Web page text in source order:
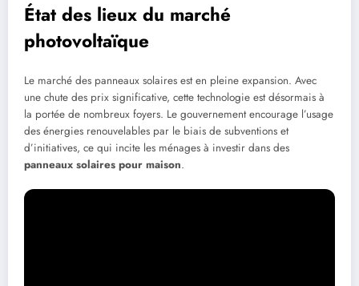
État des lieux du marché
photovoltaïque
Le marché des panneaux solaires est en pleine expansion. Avec
une chute des prix significative, cette technologie est désormais à
la portée de nombreux foyers. Le gouvernement encourage l’usage
des énergies renouvelables par le biais de subventions et
d’initiatives, ce qui incite les ménages à investir dans des
panneaux solaires pour maison.